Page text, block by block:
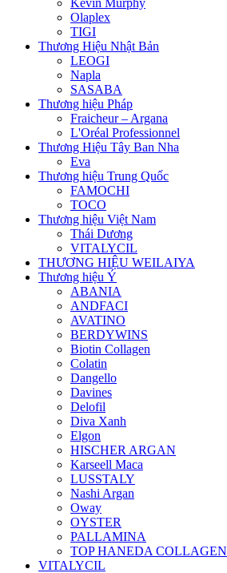
Olaplex
TIGI
Thương Hiệu Nhật Bản
LEOGI
Napla
SASABA
Thương hiệu Pháp
Fraicheur – Argana
L'Oréal Professionnel
Thương Hiệu Tây Ban Nha
Eva
Thương hiệu Trung Quốc
FAMOCHI
TOCO
Thương hiệu Việt Nam
Thái Dương
VITALYCIL
THƯƠNG HIỆU WEILAIYA
Thương hiệu Ý
ABANIA
ANDFACI
AVATINO
BERDYWINS
Biotin Collagen
Colatin
Dangello
Davines
Delofil
Diva Xanh
Elgon
HISCHER ARGAN
Karseell Maca
LUSSTALY
Nashi Argan
Oway
OYSTER
PALLAMINA
TOP HANEDA COLLAGEN
VITALYCIL